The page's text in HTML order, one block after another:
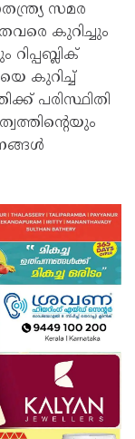
സമര
കുറിച്ചും
കുറിച്ച്
പരിസ്ഥിതി